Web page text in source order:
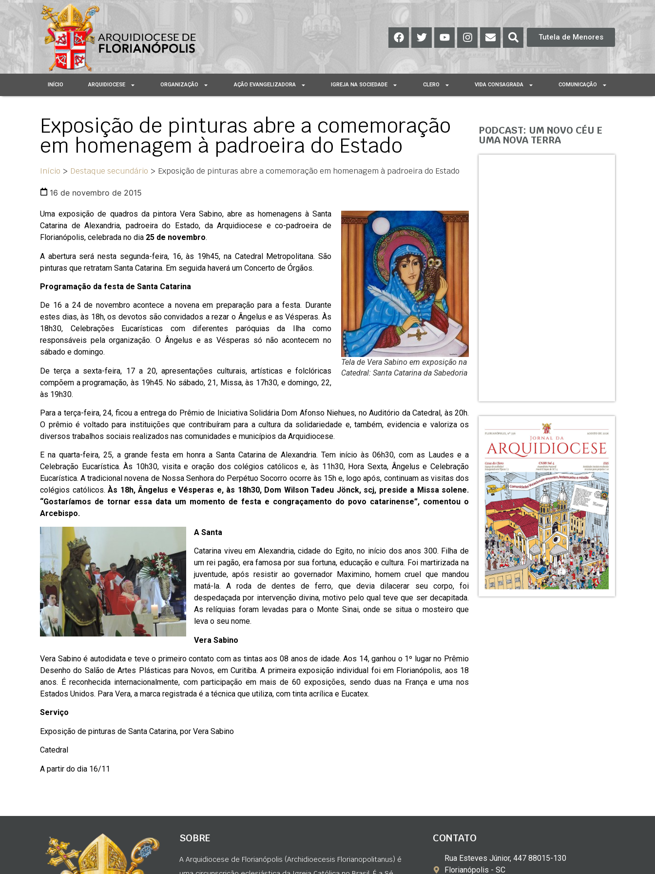
Tutela de Menores
INÍCIO ARQUIDIOCESE ORGANIZAÇÃO AÇÃO EVANGELIZADORA IGREJA NA SOCIEDADE CLERO VIDA CONSAGRADA COMUNICAÇÃO
Exposição de pinturas abre a comemoração
em homenagem à padroeira do Estado
Início > Destaque secundário > Exposição de pinturas abre a comemoração em homenagem à padroeira do Estado
16 de novembro de 2015
Tela de Vera Sabino em exposição na
Catedral: Santa Catarina da Sabedoria
Uma exposição de quadros da pintora Vera Sabino, abre as homenagens à Santa
Catarina de Alexandria, padroeira do Estado, da Arquidiocese e co-padroeira de
Florianópolis, celebrada no dia 25 de novembro.
A abertura será nesta segunda-feira, 16, às 19h45, na Catedral Metropolitana. São
pinturas que retratam Santa Catarina. Em seguida haverá um Concerto de Órgãos.
Programação da festa de Santa Catarina
De 16 a 24 de novembro acontece a novena em preparação para a festa. Durante
estes dias, às 18h, os devotos são convidados a rezar o Ângelus e as Vésperas. Às
18h30, Celebrações Eucarísticas com diferentes paróquias da Ilha como
responsáveis pela organização. O Ângelus e as Vésperas só não acontecem no
sábado e domingo.
De terça a sexta-feira, 17 a 20, apresentações culturais, artísticas e folclóricas
compõem a programação, às 19h45. No sábado, 21, Missa, às 17h30, e domingo, 22,
às 19h30.
Para a terça-feira, 24, ficou a entrega do Prêmio de Iniciativa Solidária Dom Afonso Niehues, no Auditório da Catedral, às 20h.
O prêmio é voltado para instituições que contribuíram para a cultura da solidariedade e, também, evidencia e valoriza os
diversos trabalhos sociais realizados nas comunidades e municípios da Arquidiocese.
E na quarta-feira, 25, a grande festa em honra a Santa Catarina de Alexandria. Tem início às 06h30, com as Laudes e a
Celebração Eucarística. Às 10h30, visita e oração dos colégios católicos e, às 11h30, Hora Sexta, Ângelus e Celebração
Eucarística. A tradicional novena de Nossa Senhora do Perpétuo Socorro ocorre às 15h e, logo após, continuam as visitas dos
colégios católicos. Às 18h, Ângelus e Vésperas e, às 18h30, Dom Wilson Tadeu Jönck, scj, preside a Missa solene.
“Gostaríamos de tornar essa data um momento de festa e congraçamento do povo catarinense”, comentou o
Arcebispo.
A Santa
Catarina viveu em Alexandria, cidade do Egito, no início dos anos 300. Filha de
um rei pagão, era famosa por sua fortuna, educação e cultura. Foi martirizada na
juventude, após resistir ao governador Maximino, homem cruel que mandou
matá-la. A roda de dentes de ferro, que devia dilacerar seu corpo, foi
despedaçada por intervenção divina, motivo pelo qual teve que ser decapitada.
As relíquias foram levadas para o Monte Sinai, onde se situa o mosteiro que
leva o seu nome.
Vera Sabino
Vera Sabino é autodidata e teve o primeiro contato com as tintas aos 08 anos de idade. Aos 14, ganhou o 1º lugar no Prêmio
Desenho do Salão de Artes Plásticas para Novos, em Curitiba. A primeira exposição individual foi em Florianópolis, aos 18
anos. É reconhecida internacionalmente, com participação em mais de 60 exposições, sendo duas na França e uma nos
Estados Unidos. Para Vera, a marca registrada é a técnica que utiliza, com tinta acrílica e Eucatex.
Serviço
Exposição de pinturas de Santa Catarina, por Vera Sabino
Catedral
A partir do dia 16/11
PODCAST: UM NOVO CÉU E
UMA NOVA TERRA
SOBRE
A Arquidiocese de Florianópolis (Archidioecesis Florianopolitanus) é
CONTATO
Rua Esteves Júnior, 447 88015-130
Florianópolis - SC